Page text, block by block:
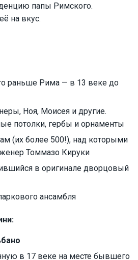
папы Римского.
на вкус.
раньше Рима — в 13 веке до
Ноя, Моисея и другие.
потолки, гербы и орнаменты
(их более 500!), над которыми
Томмазо Кируки
в оригинале дворцовый
ансамбля
в 17 веке на месте бывшего